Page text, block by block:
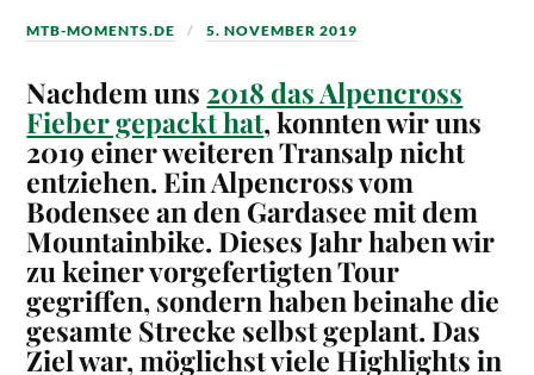
MTB-MOMENTS.DE 5. NOVEMBER 2019
Nachdem uns 2018 das Alpencross
Fieber gepackt hat, konnten wir uns
2019 einer weiteren Transalp nicht
entziehen. Ein Alpencross vom
Bodensee an den Gardasee mit dem
Mountainbike. Dieses Jahr haben wir
zu keiner vorgefertigten Tour
gegriffen, sondern haben beinahe die
gesamte Strecke selbst geplant. Das
Ziel war, möglichst viele Highlights in